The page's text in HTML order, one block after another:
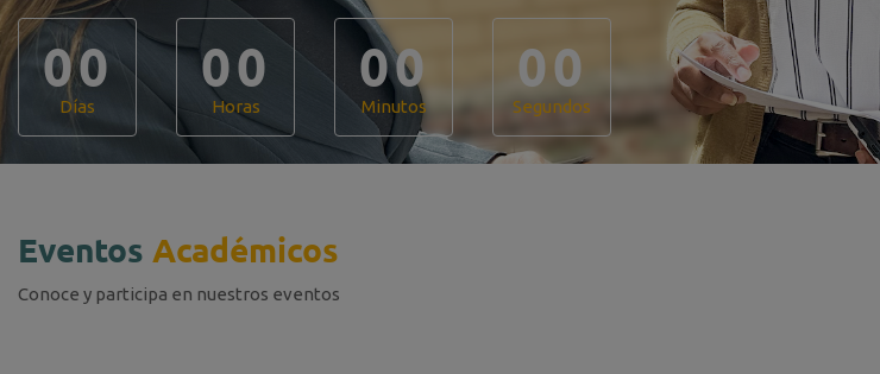
00
Días
00
Horas
00
Minutos
00
Segundos
Eventos Académicos
Conoce y participa en nuestros eventos